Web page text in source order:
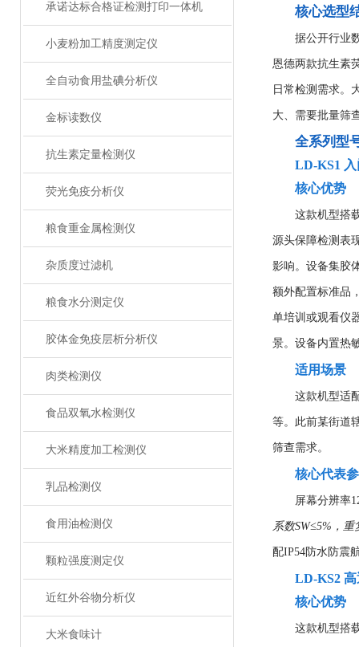
承诺达标合格证检测打印一体机
小麦粉加工精度测定仪
全自动食用盐碘分析仪
金标读数仪
抗生素定量检测仪
荧光免疫分析仪
粮食重金属检测仪
杂质度过滤机
粮食水分测定仪
胶体金免疫层析分析仪
肉类检测仪
食品双氧水检测仪
大米精度加工检测仪
乳品检测仪
食用油检测仪
颗粒强度测定仪
近红外谷物分析仪
大米食味计
核心选型
据公开行业
恩德两款抗生素
日常检测需求。
大、需要批量筛
全系列型
LD-KS1 入
核心优势
这款机型搭
源头保障检测表
影响。设备集胶
额外配置标准品
单培训或观看仪
景。设备内置热
适用场景
这款机型适
等。此前某街道
筛查需求。
核心代表
屏幕分辨率
系数SW≤5%，重
配IP54防水防震
LD-KS2 高
核心优势
这款机型搭